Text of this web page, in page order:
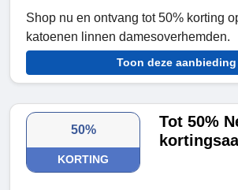
Shop nu en ontvang tot 50% korting
katoenen linnen damesoverhemden.
Toon deze aanbieding
50%
KORTING
Tot 50%